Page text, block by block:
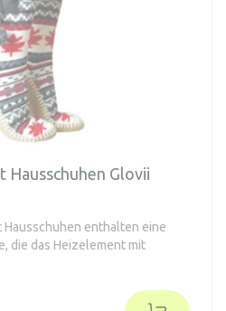
Hausschuhen Glovii
enthalten eine
die das Heizelement mit